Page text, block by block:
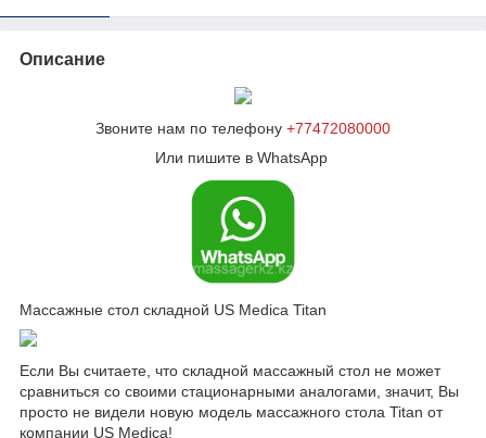
Описание
Звоните нам по телефону +77472080000
Или пишите в WhatsApp
Массажные стол складной US Medica Titan
Если Вы считаете, что складной массажный стол не может
сравниться со своими стационарными аналогами, значит, Вы
просто не видели новую модель массажного стола Titan от
компании US Medica!